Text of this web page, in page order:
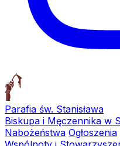
Parafia św. Stanisława
Biskupa i Męczennika w
Nabożeństwa Ogłoszenia